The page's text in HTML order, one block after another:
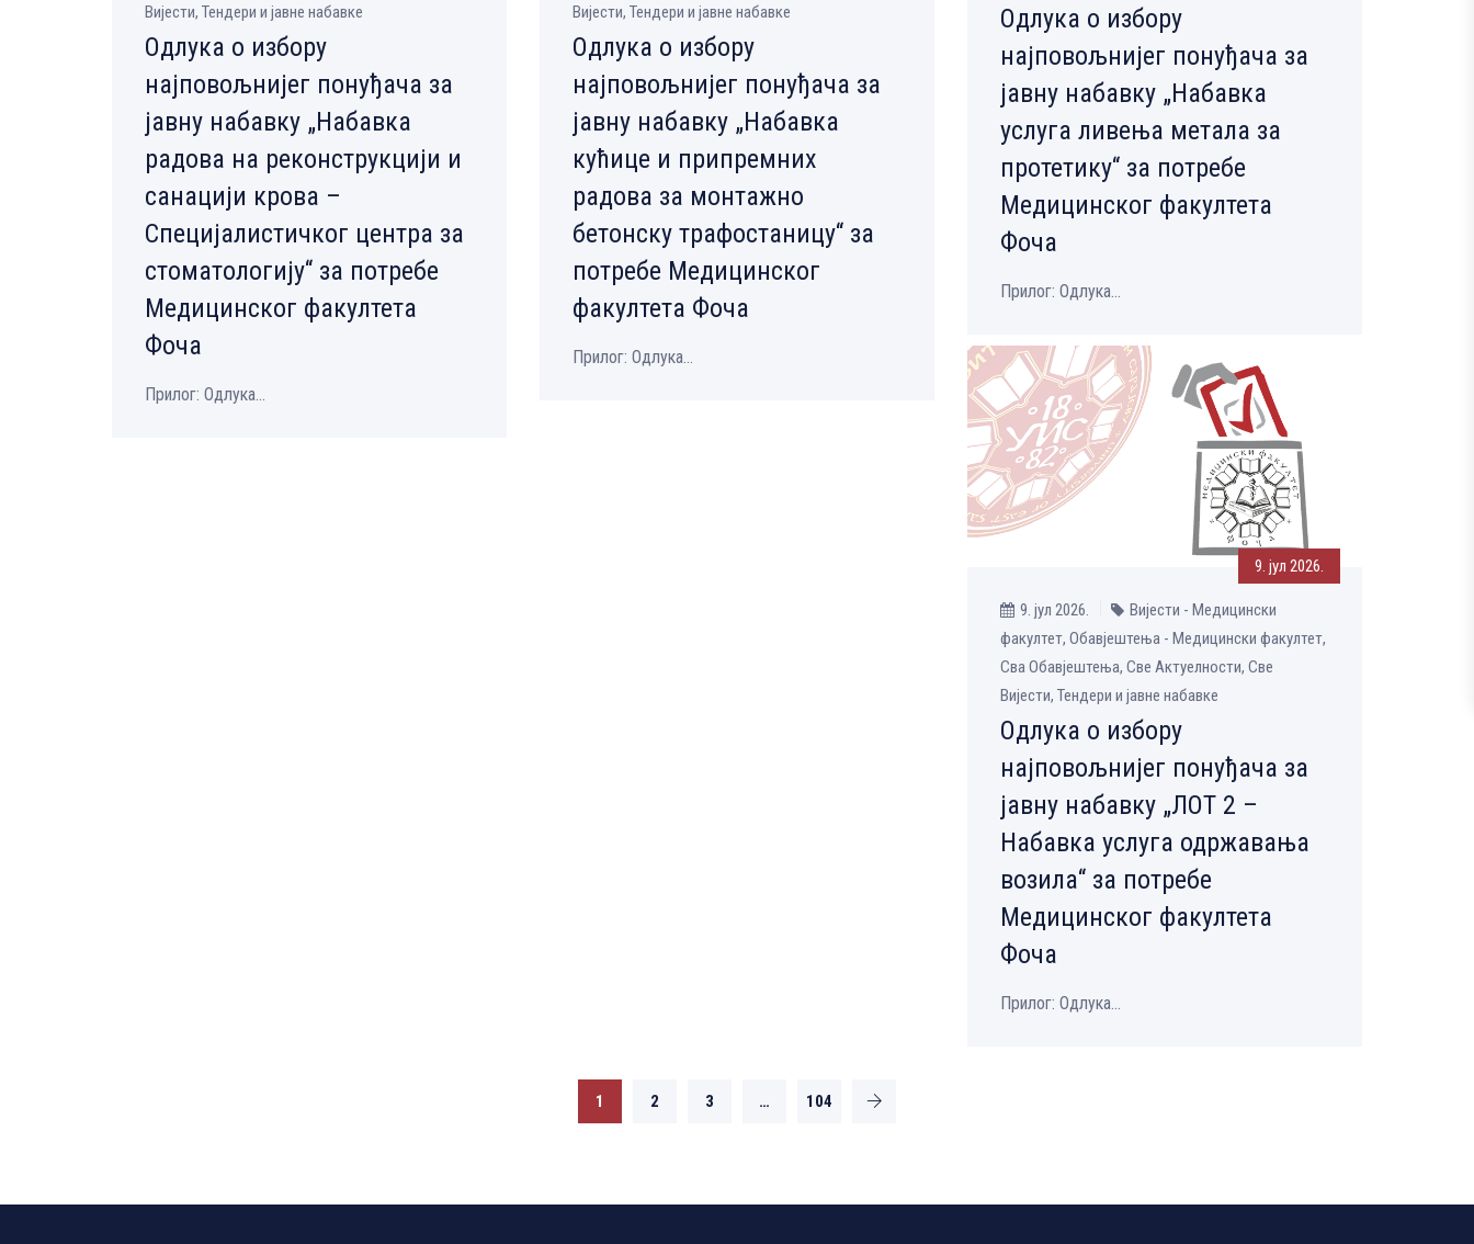
Вијести, Тендери и јавне набавке
Одлука о избору
најповољнијег понуђача за
јавну набавку „Набавка
радова на реконструкцији и
санацији крова –
Специјалистичког центра за
стоматологију“ за потребе
Медицинског факултета
Фоча
Прилог: Одлука...
Вијести, Тендери и јавне набавке
Одлука о избору
најповољнијег понуђача за
јавну набавку „Набавка
кућице и припремних
радова за монтажно
бетонску трафостаницу“ за
потребе Медицинског
факултета Фоча
Прилог: Одлука...
Одлука о избору
најповољнијег понуђача за
јавну набавку „Набавка
услуга ливења метала за
протетику“ за потребе
Медицинског факултета
Фоча
Прилог: Одлука...
9. јул 2026.
9. јул 2026.
Вијести - Медицински
факултет, Обавјештења - Медицински факултет,
Сва Обавјештења, Све Aктуелности, Све
Вијести, Тендери и јавне набавке
Одлука о избору
најповољнијег понуђача за
јавну набавку „ЛОТ 2 –
Набавка услуга одржавања
возила“ за потребе
Медицинског факултета
Фоча
Прилог: Одлука...
1 2 3 … 104